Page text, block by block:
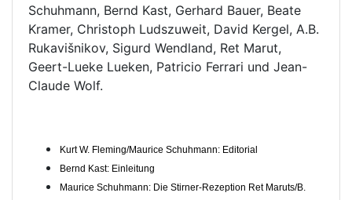
Schuhmann, Bernd Kast, Gerhard Bauer, Beate
Kramer, Christoph Ludszuweit, David Kergel, A.B.
Rukavišnikov, Sigurd Wendland, Ret Marut,
Geert-Lueke Lueken, Patricio Ferrari und Jean-
Claude Wolf.
Kurt W. Fleming/Maurice Schuhmann: Editorial
Bernd Kast: Einleitung
Maurice Schuhmann: Die Stirner-Rezeption Ret Maruts/B.